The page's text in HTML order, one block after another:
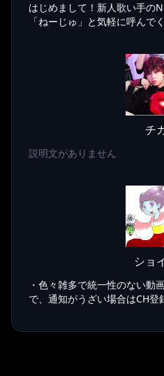
はじめまして！新人歌い手の
「ねーじゅ」と気軽に呼んで
チ
説明文がありません
ショ
・色々雑多で統一性のない動
で、通知がうざい場合はCH